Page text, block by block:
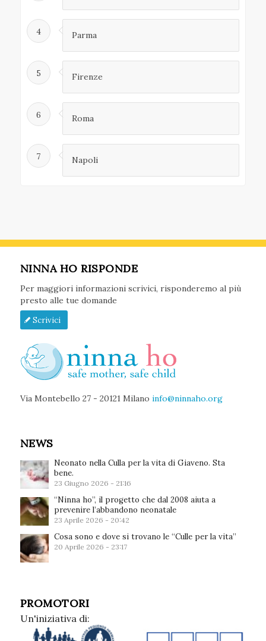
4 Parma
5 Firenze
6 Roma
7 Napoli
NINNA HO RISPONDE
Per maggiori informazioni scrivici, risponderemo al più
presto alle tue domande
Scrivici
Via Montebello 27 - 20121 Milano info@ninnaho.org
NEWS
Neonato nella Culla per la vita di Giaveno. Sta
bene.
23 Giugno 2026 - 21:16
“Ninna ho”, il progetto che dal 2008 aiuta a
prevenire l’abbandono neonatale
23 Aprile 2026 - 20:42
Cosa sono e dove si trovano le “Culle per la vita”
20 Aprile 2026 - 23:17
PROMOTORI
Un'iniziativa di: